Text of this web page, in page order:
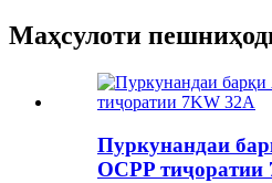
Маҳсулоти
Пуркунандаи
OCPP